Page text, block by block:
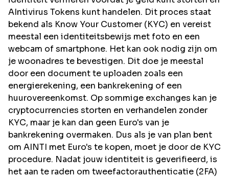
AIntivirus Tokens kunt handelen. Dit proces staat
bekend als Know Your Customer (KYC) en vereist
meestal een identiteitsbewijs met foto en een
webcam of smartphone. Het kan ook nodig zijn om
je woonadres te bevestigen. Dit doe je meestal
door een document te uploaden zoals een
energierekening, een bankrekening of een
huurovereenkomst. Op sommige exchanges kan je
cryptocurrencies storten en verhandelen zonder
KYC, maar je kan dan geen Euro's van je
bankrekening overmaken. Dus als je van plan bent
om AINTI met Euro's te kopen, moet je door de KYC
procedure. Nadat jouw identiteit is geverifieerd, is
het aan te raden om tweefactorauthenticatie (2FA)